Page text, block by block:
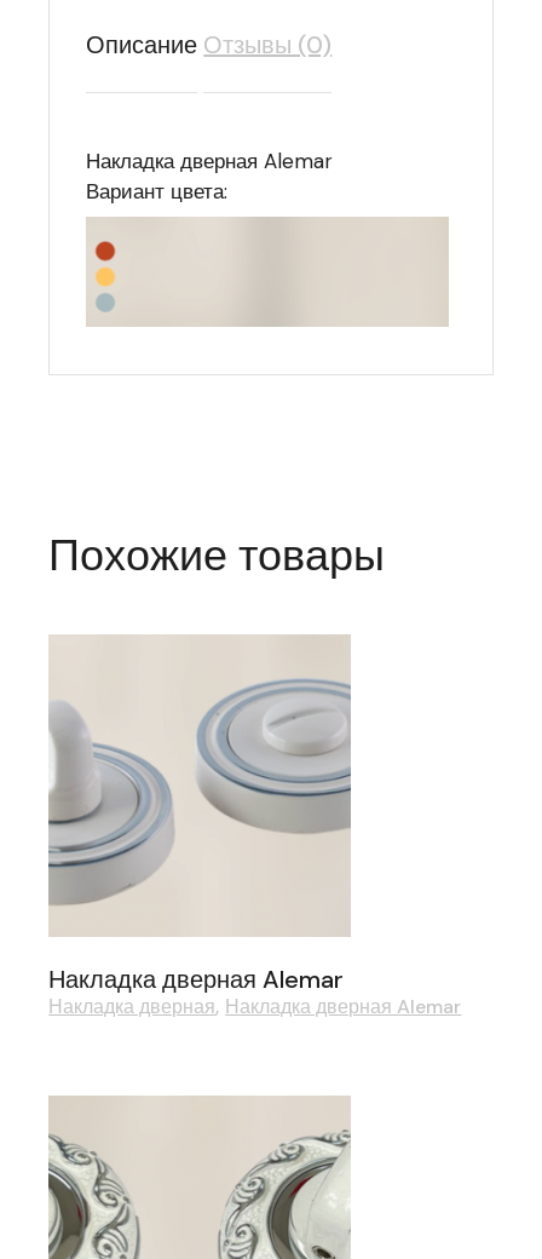
Описание Отзывы (0)
Накладка дверная Alemar
Вариант цвета:
Похожие товары
Накладка дверная Alemar
Накладка дверная Накладка дверная Alemar